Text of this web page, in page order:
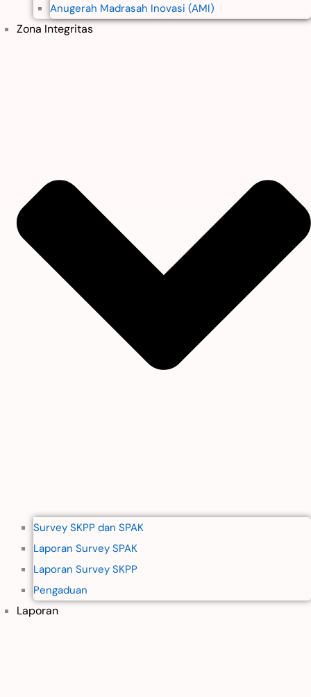
Anugerah Madrasah Inovasi (AMI)
Zona Integritas
Survey SKPP dan SPAK
Laporan Survey SPAK
Laporan Survey SKPP
Pengaduan
Laporan